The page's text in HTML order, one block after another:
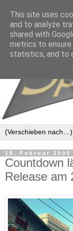
18. Februar 2009
Countdown
Release am
This site uses
and to analyze
shared with
metrics to
statistics, and to